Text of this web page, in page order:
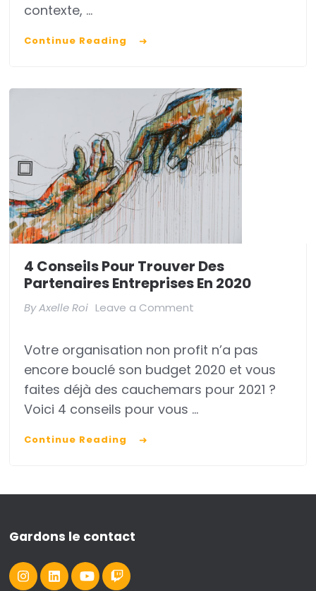
levée
de
fonds
en
2020
contexte, …
Continue Reading
4 Conseils Pour Trouver Des
Partenaires Entreprises En 2020
ByAxelle Roi Leave a Comment
conseils
pour
trouver
Votre organisation non profit n’a pas
encore bouclé son budget 2020 et vous
faites déjà des cauchemars pour 2021 ?
Voici 4 conseils pour vous …
Continue Reading
Gardons le contact